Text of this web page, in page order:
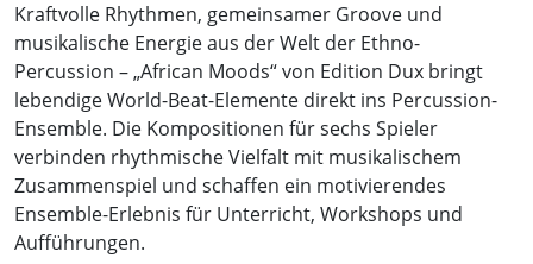
Kraftvolle Rhythmen, gemeinsamer Groove und
musikalische Energie aus der Welt der Ethno-
Percussion – „African Moods“ von Edition Dux bringt
lebendige World-Beat-Elemente direkt ins Percussion-
Ensemble. Die Kompositionen für sechs Spieler
verbinden rhythmische Vielfalt mit musikalischem
Zusammenspiel und schaffen ein motivierendes
Ensemble-Erlebnis für Unterricht, Workshops und
Aufführungen.